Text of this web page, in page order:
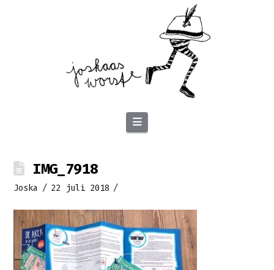
Navigation
IMG_7918
Joska 22 juli 2018